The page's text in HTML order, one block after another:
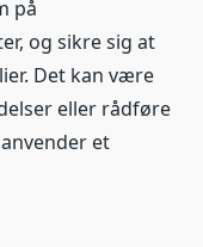
på
og sikre sig at
Det kan være
eller rådføre
et